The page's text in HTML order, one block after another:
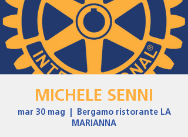
MICHELE SENNI
mar 30 mag
Bergamo ristorante LA
MARIANNA